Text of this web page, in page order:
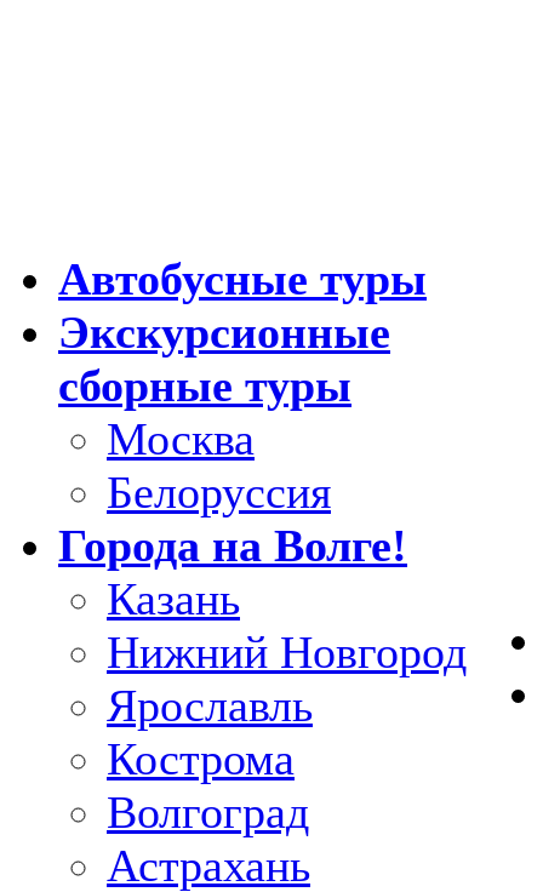
Автобусные туры
Экскурсионные
сборные туры
Москва
Белоруссия
Города на Волге!
Казань
Нижний Новгород
Ярославль
Кострома
Волгоград
Астрахань